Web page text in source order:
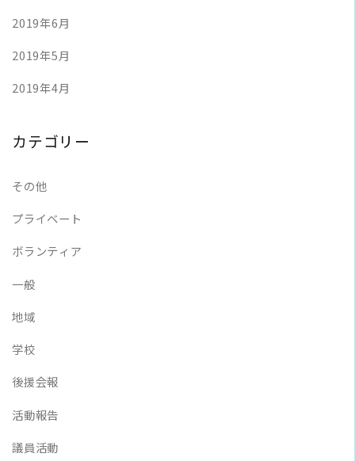
2019年6月
2019年5月
2019年4月
カテゴリー
その他
プライベート
ボランティア
一般
地域
学校
後援会報
活動報告
議員活動